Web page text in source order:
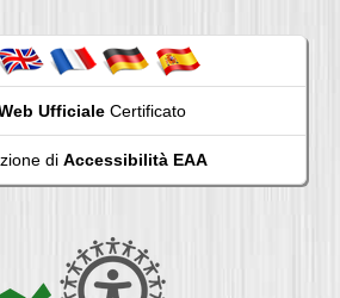
UfficialeCertificato
di Accessibilità EAA